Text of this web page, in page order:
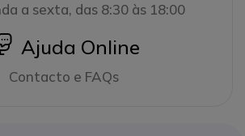
a sexta, das 8:30 às 18:00
icon
Ajuda Online
Contacto e FAQs